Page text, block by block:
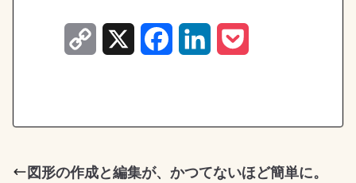
L
b
e
e
図形の作成と編集が、かつてないほど簡単に。